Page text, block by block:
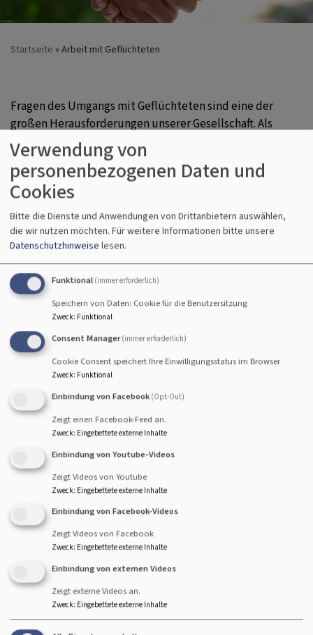
Startseite Arbeit mit Geflüchteten
Fragen des Umgangs mit Geflüchteten sind eine der
großen Herausforderungen unserer Gesellschaft. Als
Kirche auf der Seite der Menschen, die Schutz bedürfen,
sind wir hier besonders gefragt. Daher hat der
Dekanatsausschuss beschlossen die Arbeit der
Kirchengemeinden für und mit Geflüchteten mit der
Einrichtung einer Koordinierungsstelle zu unterstützen.
Beirat „Asyl“
Die Arbeit der Koordinierungsstelle wird vom Beirat
„Asyl“ des Dekanatsbezirkes gestaltet. Der Beirat setzt
sich zusammen aus Mitgliedern des Dekanatsauschusses
und Schlüsselpersonen in der Flüchtlingsarbeit der
Kirchengemeinden und des Diakonischen Werkes.
Was wir tun:
Beratung, Begleitung und Unterstützung von
Kirchengemeinden
Die Koordinierungsstelle berät, begleitet und
unterstützt Kirchengemeindenin der Arbeit mit und für
Geflüchtete. Konkret beinhaltet dies:
- Unterstützung beim Aufbau von Helferkreisen
- diakonische und seelsorgerische Begleitung von
Ehrenamtlichen
- Vermittlung in Konflikten
- Weitergabe und Vermittlung von regionalen und
überregionalen Beratungs- und
Verwendung von
personenbezogenen Daten und
Cookies
Bitte die Dienste und Anwendungen von Drittanbietern auswählen,
die wir nutzen möchten. Für weitere Informationen bitte unsere
Datenschutzhinweise lesen.
Funktional (immer erforderlich)
Speichern von Daten: Cookie für die Benutzersitzung
Zweck: Funktional
Consent Manager (immer erforderlich)
Cookie Consent speichert Ihre Einwilligungsstatus im Browser
Zweck: Funktional
Einbindung von Facebook (Opt-Out)
Zeigt einen Facebook-Feed an.
Zweck: Eingebettete externe Inhalte
Einbindung von Youtube-Videos
Zeigt Videos von Youtube
Zweck: Eingebettete externe Inhalte
Einbindung von Facebook-Videos
Zeigt Videos von Facebook
Zweck: Eingebettete externe Inhalte
Einbindung von externen Videos
Zeigt externe Videos an.
Zweck: Eingebettete externe Inhalte